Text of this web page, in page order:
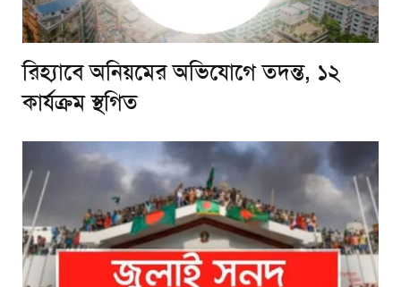
রিহ্যাবে অনিয়মের অভিযোগে তদন্ত, ১২
কার্যক্রম স্থগিত